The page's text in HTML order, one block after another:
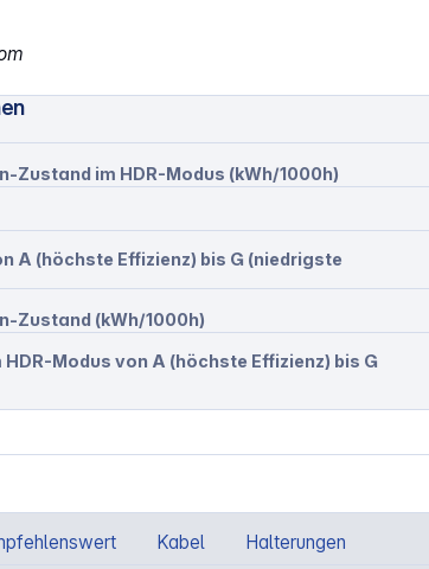
Zustand im HDR-Modus (kWh/1000h)
A (höchste Effizienz) bis G (niedrigste
Zustand (kWh/1000h)
Modus von A (höchste Effizienz) bis G
Kabel Halterungen